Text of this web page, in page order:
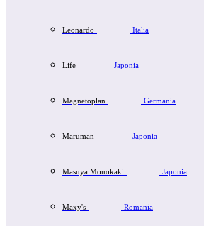
Leonardo Italia
Life Japonia
Magnetoplan Germania
Maruman Japonia
Masuya Monokaki Japonia
Maxy's Romania